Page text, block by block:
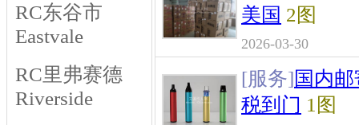
RC东谷市
Eastvale
RC里弗赛德
Riverside
美国 2图
2026-03-30
[服务] 国内
税到门 1图